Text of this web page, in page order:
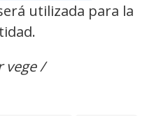
utilizada para la
/